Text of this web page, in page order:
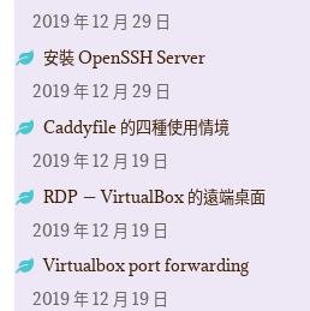
2019 年 12 月 29 日
安裝 OpenSSH Server
2019 年 12 月 29 日
Caddyfile 的四種使用情境
2019 年 12 月 19 日
RDP － VirtualBox 的遠端桌面
2019 年 12 月 19 日
Virtualbox port forwarding
2019 年 12 月 19 日